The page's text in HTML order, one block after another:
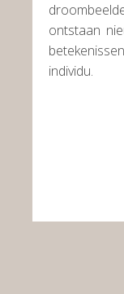
ontstaan
individu.